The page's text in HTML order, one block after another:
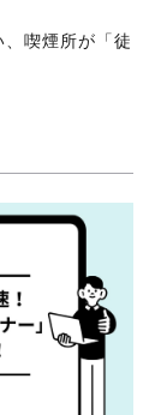
喫煙所が「徒